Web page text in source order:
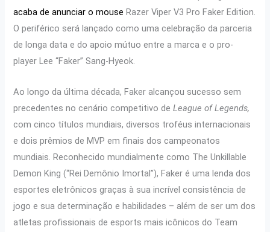
s
A
p
b
o
o
gr
a
m
Li
n
e
acaba de anunciar o mouse Razer Viper V3 Pro Faker Edition.
O periférico será lançado como uma celebração da parceria
de longa data e do apoio mútuo entre a marca e o pro-
player Lee “Faker” Sang-Hyeok.
Ao longo da última década, Faker alcançou sucesso sem
precedentes no cenário competitivo de League of Legends,
com cinco títulos mundiais, diversos troféus internacionais
e dois prêmios de MVP em finais dos campeonatos
mundiais. Reconhecido mundialmente como The Unkillable
Demon King (“Rei Demônio Imortal”), Faker é uma lenda dos
esportes eletrônicos graças à sua incrível consistência de
jogo e sua determinação e habilidades – além de ser um dos
atletas profissionais de esports mais icônicos do Team